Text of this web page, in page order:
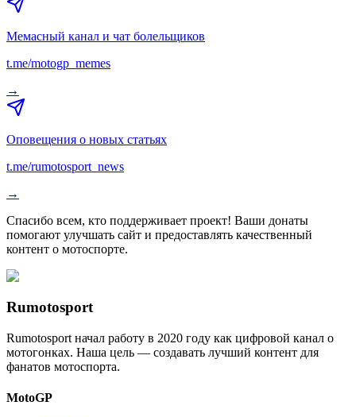
Мемасный канал и чат болельщиков
t.me/motogp_memes
→
Оповещения о новых статьях
t.me/rumotosport_news
→
Спасибо всем, кто поддерживает проект! Ваши донаты
помогают улучшать сайт и предоставлять качественный
контент о мотоспорте.
Rumotosport
Rumotosport начал работу в 2020 году как цифровой канал о
мотогонках. Наша цель — создавать лучший контент для
фанатов мотоспорта.
MotoGP